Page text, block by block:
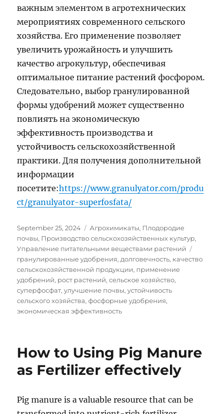
важным элементом в агротехнических
мероприятиях современного сельского
хозяйства. Его применение позволяет
увеличить урожайность и улучшить
качество агрокультур, обеспечивая
оптимальное питание растений фосфором.
Следовательно, выбор гранулированной
формы удобрений может существенно
повлиять на экономическую
эффективность производства и
устойчивость сельскохозяйственной
практики. Для получения дополнительной
информации
посетите:https://www.granulyator.com/produ
ct/granulyator-superfosfata/
Posted
on
September 25, 2024 Categories
Агрохимикаты, Плодородие
почвы, Производство сельскохозяйственных культур,
Управление питательными веществами растений
гранулированные удобрения,долговечность, качество
сельскохозяйственной продукции, применение
удобрений, рост растений,сельское хозяйство,
суперфосфат,улучшение почвы,устойчивость
сельского хозяйства,фосфорные удобрения,
экономическая эффективность
How to Using Pig Manure
as Fertilizer effectively
Pig manure is a valuable resource that can be